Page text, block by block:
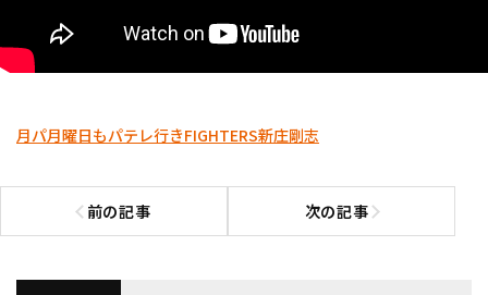
月パ月曜日もパテレ行きFIGHTERS新庄剛志
前の記事
前の記事へ 次の記事次の記事へ